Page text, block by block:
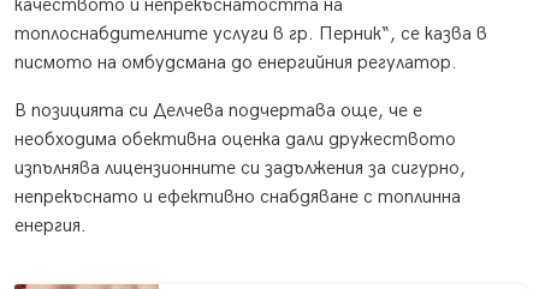
качеството и непрекъснатостта на
топлоснабдителните услуги в гр. Перник“, се казва в
писмото на омбудсмана до енергийния регулатор.
В позицията си Делчева подчертава още, че е
необходима обективна оценка дали дружеството
изпълнява лицензионните си задължения за сигурно,
непрекъснато и ефективно снабдяване с топлинна
енергия.